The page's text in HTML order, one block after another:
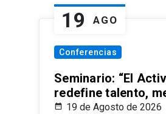
19 AGO
Conferencias
Seminario: “El
redefine talento,
19 de Agosto de 2026